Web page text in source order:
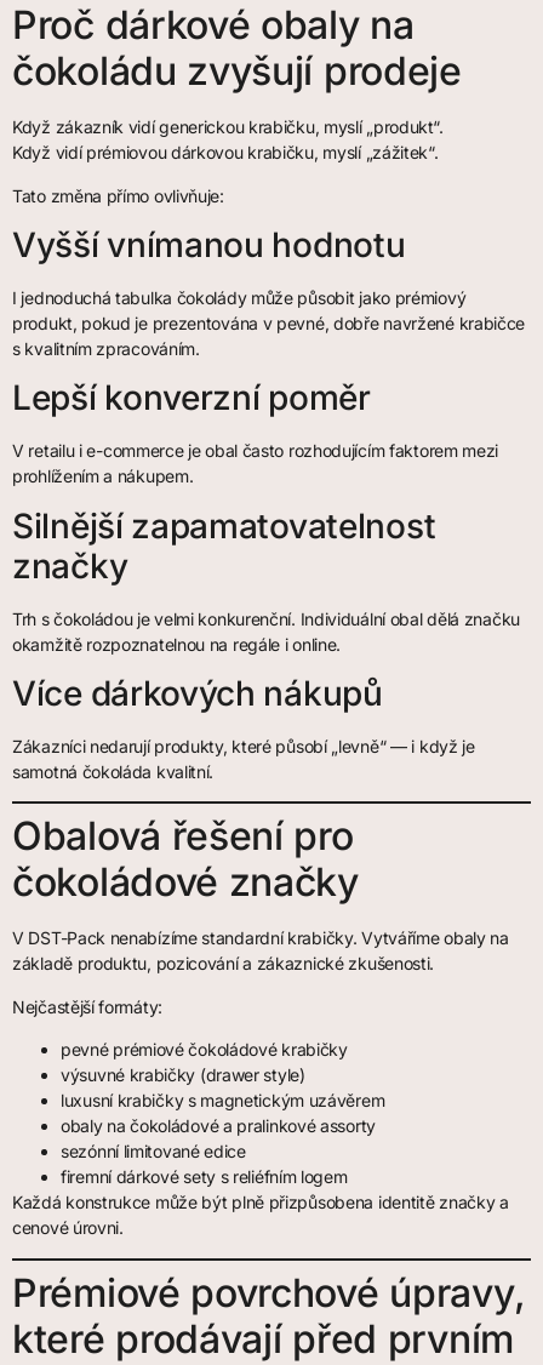
Proč dárkové obaly na
čokoládu zvyšují prodeje
Když zákazník vidí generickou krabičku, myslí „produkt“.
Když vidí prémiovou dárkovou krabičku, myslí „zážitek“.
Tato změna přímo ovlivňuje:
Vyšší vnímanou hodnotu
I jednoduchá tabulka čokolády může působit jako prémiový
produkt, pokud je prezentována v pevné, dobře navržené krabičce
s kvalitním zpracováním.
Lepší konverzní poměr
V retailu i e-commerce je obal často rozhodujícím faktorem mezi
prohlížením a nákupem.
Silnější zapamatovatelnost
značky
Trh s čokoládou je velmi konkurenční. Individuální obal dělá značku
okamžitě rozpoznatelnou na regále i online.
Více dárkových nákupů
Zákazníci nedarují produkty, které působí „levně“ — i když je
samotná čokoláda kvalitní.
Obalová řešení pro
čokoládové značky
V DST-Pack nenabízíme standardní krabičky. Vytváříme obaly na
základě produktu, pozicování a zákaznické zkušenosti.
Nejčastější formáty:
pevné prémiové čokoládové krabičky
výsuvné krabičky (drawer style)
luxusní krabičky s magnetickým uzávěrem
obaly na čokoládové a pralinkové assorty
sezónní limitované edice
firemní dárkové sety s reliéfním logem
Každá konstrukce může být plně přizpůsobena identitě značky a
cenové úrovni.
Prémiové povrchové úpravy,
které prodávají před prvním